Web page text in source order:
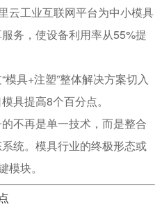
云工业互联网平台为中小模具
务，使设备利用率从55%提
模具+注塑”整体解决方案切入
具提高8个百分点。
不再是单一技术，而是整合
统。模具行业的终极形态或
模块。